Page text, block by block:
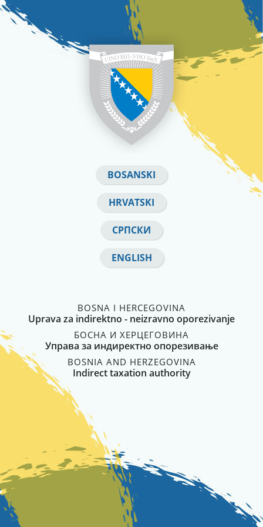
BOSANSKI
HRVATSKI
СРПСКИ
ENGLISH
BOSNA I HERCEGOVINA
Uprava za indirektno - neizravno oporezivanje
БОСНА И ХЕРЦЕГОВИНА
Управа за индиректно опорезивање
BOSNIA AND HERZEGOVINA
Indirect taxation authority